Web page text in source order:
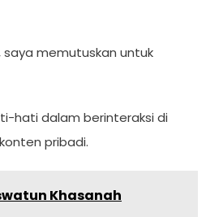
memutuskan untuk
hati dalam berinteraksi di
pribadi.
Khasanah